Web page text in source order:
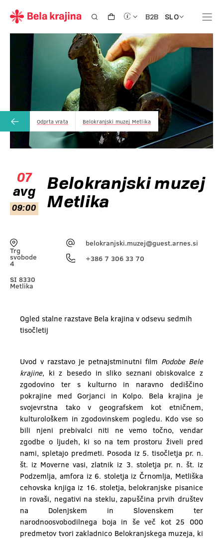
B2B SLO
Odprta vrata Belokranjski muzej Metlika
07
avg
09:00
Belokranjski muzej
Metlika
Trg
svobode
4
SI 8330
Metlika
belokranjski.muzej@guest.arnes.si
+386 7 306 33 70
Ogled stalne razstave Bela krajina v odsevu sedmih
tisočletij
Uvod v razstavo je petnajstminutni film Podobe Bele
krajine, ki z besedo in sliko seznani obiskovalce z
zgodovino ter s kulturno in naravno dediščino
pokrajine med Gorjanci in Kolpo. Bela krajina je
svojevrstna tako v geografskem kot etničnem,
kulturološkem in zgodovinskem pogledu. Kdo vse so
bili njeni prebivalci niti ne vemo točno, vendar
zgodbe o ljudeh, ki so na tem prostoru živeli pred
nami, spletajo predmeti. Posoda iz 5. tisočletja pr. n.
št. iz Moverne vasi, zlatnik iz 3. stoletja pr. n. št. iz
Podzemlja, amfora iz 6. stoletja iz Črnomlja, Metliška
cehovska knjiga iz 16. stoletja, belokranjske pisanice
in rovaši, negativi na steklu, zapuščina prvih društev
na Dolenjskem in Slovenskem ter
narodnoosvobodilnega boja in še več kot 25 000
predmetov tvori zakladnico Belokranjskega muzeja, ki